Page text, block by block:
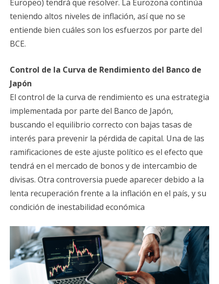
Europeo) tendrá que resolver. La Eurozona continúa
teniendo altos niveles de inflación, así que no se
entiende bien cuáles son los esfuerzos por parte del
BCE.
Control de la Curva de Rendimiento del Banco de
Japón
El control de la curva de rendimiento es una estrategia
implementada por parte del Banco de Japón,
buscando el equilibrio correcto con bajas tasas de
interés para prevenir la pérdida de capital. Una de las
ramificaciones de este ajuste político es el efecto que
tendrá en el mercado de bonos y de intercambio de
divisas. Otra controversia puede aparecer debido a la
lenta recuperación frente a la inflación en el país, y su
condición de inestabilidad económica